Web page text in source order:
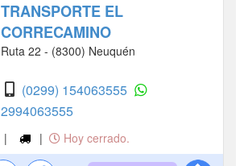
TRANSPORTE EL
CORRECAMINO
Ruta 22 - (8300) Neuquén
(0299) 154063555
2994063555
| | Hoy cerrado.